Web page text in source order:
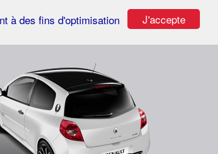
J'accepte
à des fins d'optimisation